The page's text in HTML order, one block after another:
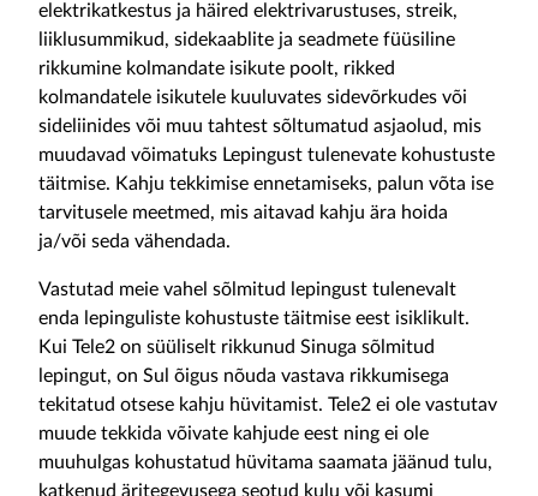
elektrikatkestus ja häired elektrivarustuses, streik,
liiklusummikud, sidekaablite ja seadmete füüsiline
rikkumine kolmandate isikute poolt, rikked
kolmandatele isikutele kuuluvates sidevõrkudes või
sideliinides või muu tahtest sõltumatud asjaolud, mis
muudavad võimatuks Lepingust tulenevate kohustuste
täitmise. Kahju tekkimise ennetamiseks, palun võta ise
tarvitusele meetmed, mis aitavad kahju ära hoida
ja/või seda vähendada.
Vastutad meie vahel sõlmitud lepingust tulenevalt
enda lepinguliste kohustuste täitmise eest isiklikult.
Kui Tele2 on süüliselt rikkunud Sinuga sõlmitud
lepingut, on Sul õigus nõuda vastava rikkumisega
tekitatud otsese kahju hüvitamist. Tele2 ei ole vastutav
muude tekkida võivate kahjude eest ning ei ole
muuhulgas kohustatud hüvitama saamata jäänud tulu,
katkenud äritegevusega seotud kulu või kasumi